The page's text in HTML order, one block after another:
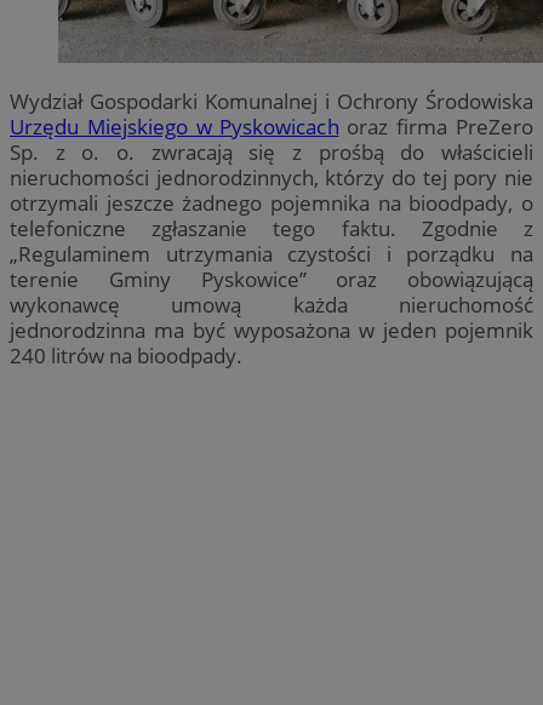
Wydział Gospodarki Komunalnej i Ochrony Środowiska
Urzędu Miejskiego w Pyskowicach oraz firma PreZero
Sp. z o. o. zwracają się z prośbą do właścicieli
nieruchomości jednorodzinnych, którzy do tej pory nie
otrzymali jeszcze żadnego pojemnika na bioodpady, o
telefoniczne zgłaszanie tego faktu. Zgodnie z
„Regulaminem utrzymania czystości i porządku na
terenie Gminy Pyskowice” oraz obowiązującą
wykonawcę umową każda nieruchomość
jednorodzinna ma być wyposażona w jeden pojemnik
240 litrów na bioodpady.